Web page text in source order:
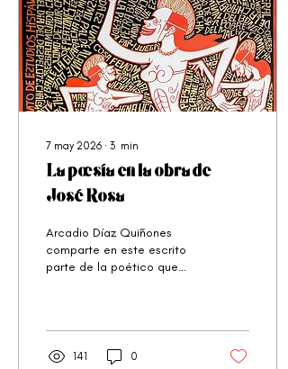
7 may 2026 ∙ 3 min
La poesía en la obra de
José Rosa
Arcadio Díaz Quiñones
comparte en este escrito
parte de la poético que
141 0